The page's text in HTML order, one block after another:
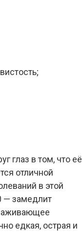
глаз в том, что её
отличной
в этой
— замедлит
едкая, острая и